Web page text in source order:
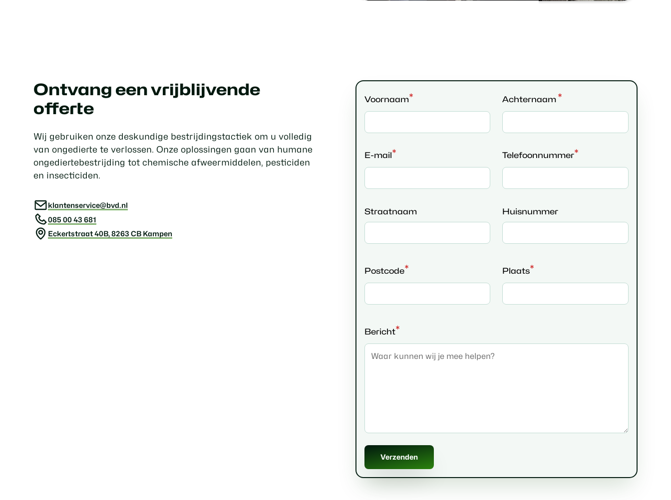
Ontvang een vrijblijvende
offerte
Wij gebruiken onze deskundige bestrijdingstactiek om u volledig
van ongedierte te verlossen. Onze oplossingen gaan van humane
ongediertebestrijding tot chemische afweermiddelen, pesticiden
en insecticiden.
klantenservice@bvd.nl
085 00 43 681
Eckertstraat 40B, 8263 CB Kampen
Voornaam* Achternaam *
E-mail* Telefoonnummer*
Straatnaam Huisnummer
Postcode* Plaats*
Bericht*